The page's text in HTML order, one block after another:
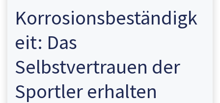
Korrosionsbeständigk
eit: Das
Selbstvertrauen der
Sportler erhalten